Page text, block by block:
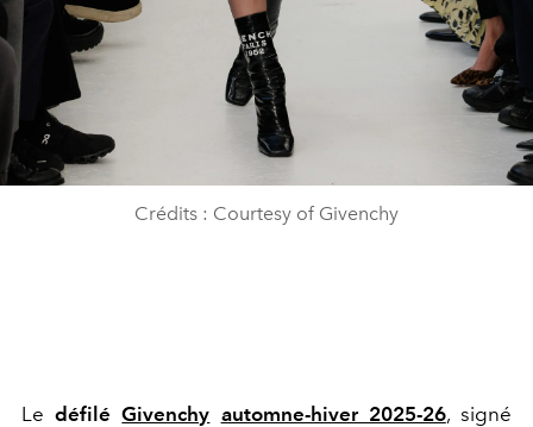
Crédits : Courtesy of Givenchy
LedéfiléGivenchy automne-hiver 2025-26, signé